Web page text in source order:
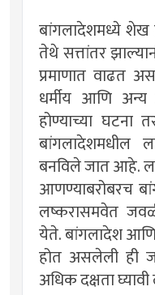
बांगलादेशमध्ये शेख
तेथे सत्तांतर
प्रमाणात वाढत
धर्मीय आणि
होण्याच्या
बांगलादेशमधील
बनविले जात आहे.
आणण्याबरोबरच
लष्करासमवेत
येते. बांगलादेश आणि
होत असलेली ही
अधिक दक्षता